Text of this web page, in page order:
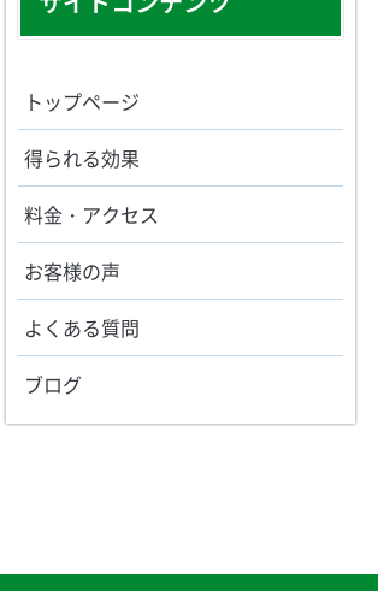
トップページ
得られる効果
料金・アクセス
お客様の声
よくある質問
ブログ